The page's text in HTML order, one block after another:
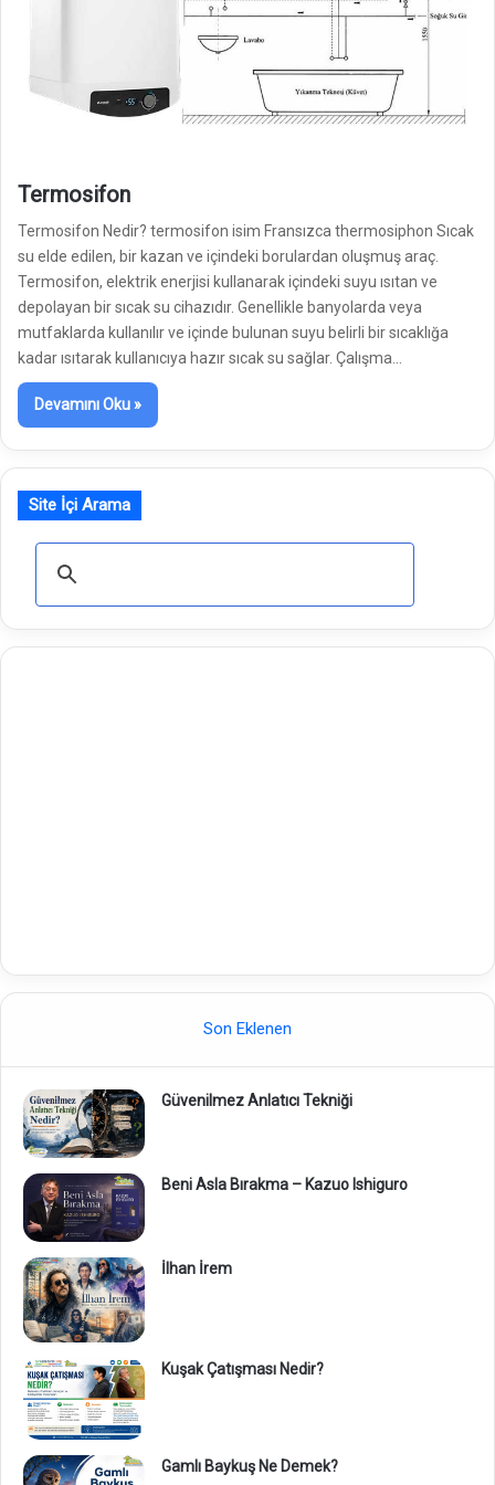
Termosifon
Termosifon Nedir? termosifon isim Fransızca thermosiphon Sıcak
su elde edilen, bir kazan ve içindeki borulardan oluşmuş araç.
Termosifon, elektrik enerjisi kullanarak içindeki suyu ısıtan ve
depolayan bir sıcak su cihazıdır. Genellikle banyolarda veya
mutfaklarda kullanılır ve içinde bulunan suyu belirli bir sıcaklığa
kadar ısıtarak kullanıcıya hazır sıcak su sağlar. Çalışma…
Devamını Oku »
Site İçi Arama
Son Eklenen
Güvenilmez Anlatıcı Tekniği
Beni Asla Bırakma – Kazuo Ishiguro
İlhan İrem
Kuşak Çatışması Nedir?
Gamlı Baykuş Ne Demek?